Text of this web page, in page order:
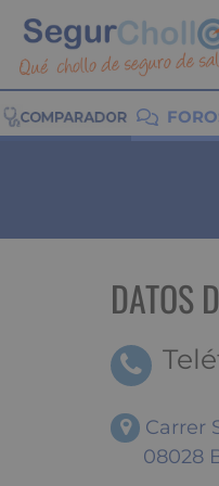
DATOS
Carrer
08028